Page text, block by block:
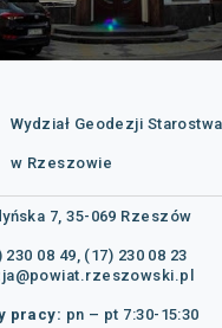
Wydział Geodezji
w Rzeszowie
7, 35-069 Rzeszów
230 08 49, (17) 230 08 23
pracy: pn – pt 7:30-15:30